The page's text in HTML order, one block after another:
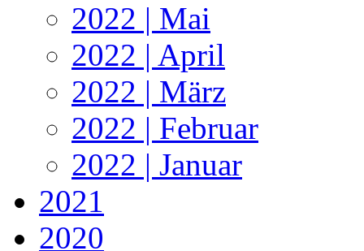
2022 | Mai
2022 | April
2022 | März
2022 | Februar
2022 | Januar
2021
2020